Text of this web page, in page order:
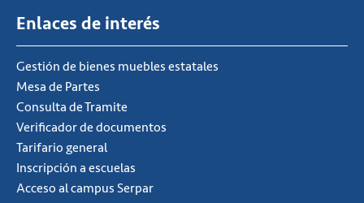
Enlaces de interés
Gestión de bienes muebles estatales
Mesa de Partes
Consulta de Tramite
Verificador de documentos
Tarifario general
Inscripción a escuelas
Acceso al campus Serpar